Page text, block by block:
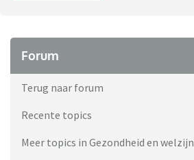
Forum
Terug naar forum
Recente topics
Meer topics in Gezondheid en welzijn